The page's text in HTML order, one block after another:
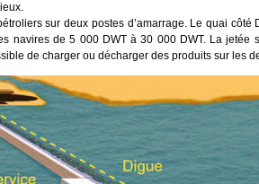
sur deux postes d’amarrage. Le quai
navires de 5 000 DWT à 30 000 DWT. La jetée
de charger ou décharger des produits sur les